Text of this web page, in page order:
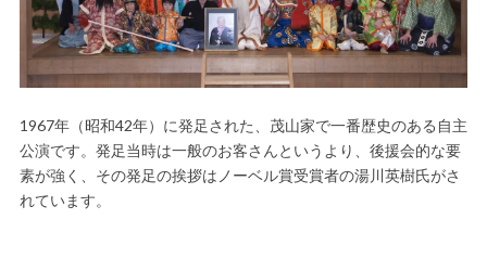
1967年（昭和42年）に発足された、茂山家で一番歴史のある自主
公演です。発足当時は一般のお客さんというより、後援会的な要
素が強く、その発足の挨拶はノーベル賞受賞者の湯川英樹氏がさ
れています。